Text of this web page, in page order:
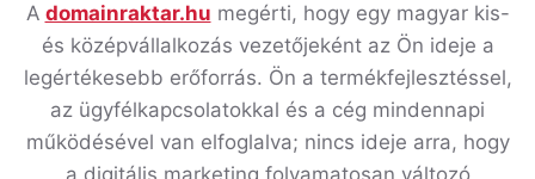
A domainraktar.hu megérti, hogy egy magyar kis-
és középvállalkozás vezetőjeként az Ön ideje a
legértékesebb erőforrás. Ön a termékfejlesztéssel,
az ügyfélkapcsolatokkal és a cég mindennapi
működésével van elfoglalva; nincs ideje arra, hogy